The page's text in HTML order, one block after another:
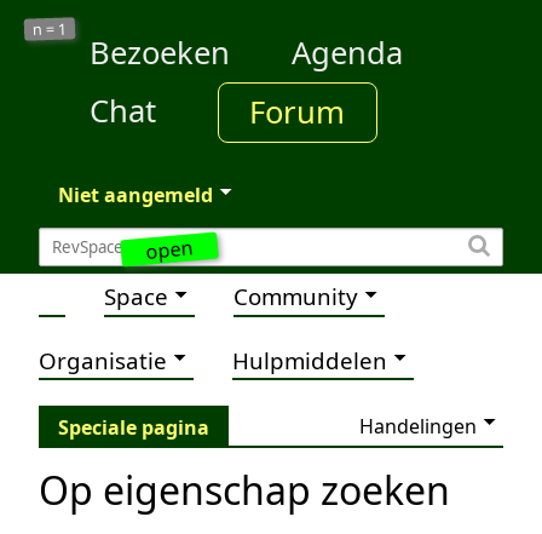
open
n = 1
Bezoeken
Agenda
Chat
Forum
Niet aangemeld
Space Community
Organisatie Hulpmiddelen
Speciale pagina Handelingen
Op eigenschap zoeken